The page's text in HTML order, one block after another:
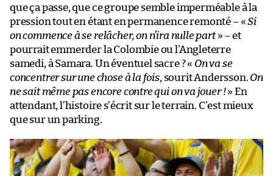
que ça passe, que ce groupe semble imperméable à la
pression tout en étant en permanence remonté – «Si
on commence à se relâcher, on n’ira nulle part» – et
pourrait emmerder la Colombie ou l’Angleterre
samedi, à Samara. Un éventuel sacre ? « On va se
concentrer sur une chose à la fois, sourit Andersson. On
ne sait même pas encore contre qui on va jouer !» En
attendant, l’histoire s’écrit sur le terrain. C’est mieux
que sur un parking.